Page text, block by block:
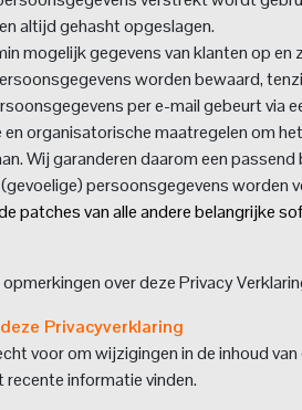
altijd gehasht opgeslagen.
mogelijk gegevens van klanten op
worden bewaard,
per e-mail gebeurt via
organisatorische maatregelen om
Wij garanderen daarom een
persoonsgegevens worden
patches van alle andere belangrijke
over deze Privacy
Privacyverklaring
voor om wijzigingen in de inhoud
informatie vinden.